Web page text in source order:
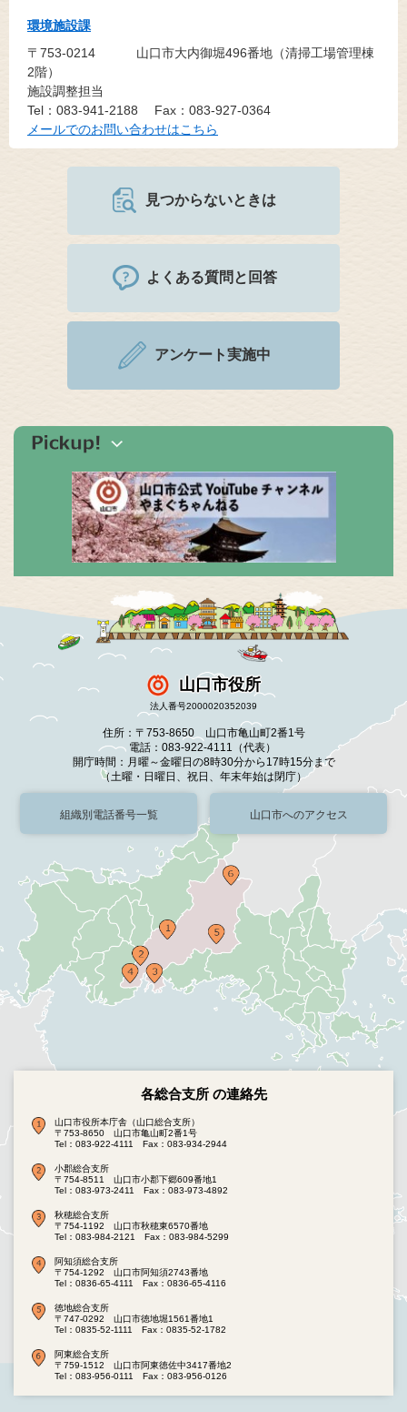
環境施設課
〒753-0214
山口市大内御堀496番地（清掃工場管理棟
2階）
施設調整担当
Tel：083-941-2188
Fax：083-927-0364
メールでのお問い合わせはこちら
見つからないときは
よくある質問と回答
アンケート実施中
山口市役所
法人番号2000020352039
住所：〒753-8650 山口市亀山町2番1号
電話：083-922-4111（代表）
開庁時間：月曜～金曜日の8時30分から17時15分まで
（土曜・日曜日、祝日、年末年始は閉庁）
組織別電話番号一覧 山口市へのアクセス
各総合支所 の連絡先
山口市役所本庁舎（山口総合支所）
〒753-8650 山口市亀山町2番1号
Tel：083-922-4111
Fax：083-934-2944
小郡総合支所
〒754-8511 山口市小郡下郷609番地1
Tel：083-973-2411
Fax：083-973-4892
秋穂総合支所
〒754-1192 山口市秋穂東6570番地
Tel：083-984-2121
Fax：083-984-5299
阿知須総合支所
〒754-1292 山口市阿知須2743番地
Tel：0836-65-4111
Fax：0836-65-4116
徳地総合支所
〒747-0292 山口市徳地堀1561番地1
Tel：0835-52-1111
Fax：0835-52-1782
阿東総合支所
〒759-1512 山口市阿東徳佐中3417番地2
Tel：083-956-0111
Fax：083-956-0126